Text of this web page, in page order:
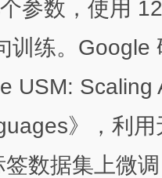
参数，使用
训练。
USM:
》，利
数据集上微